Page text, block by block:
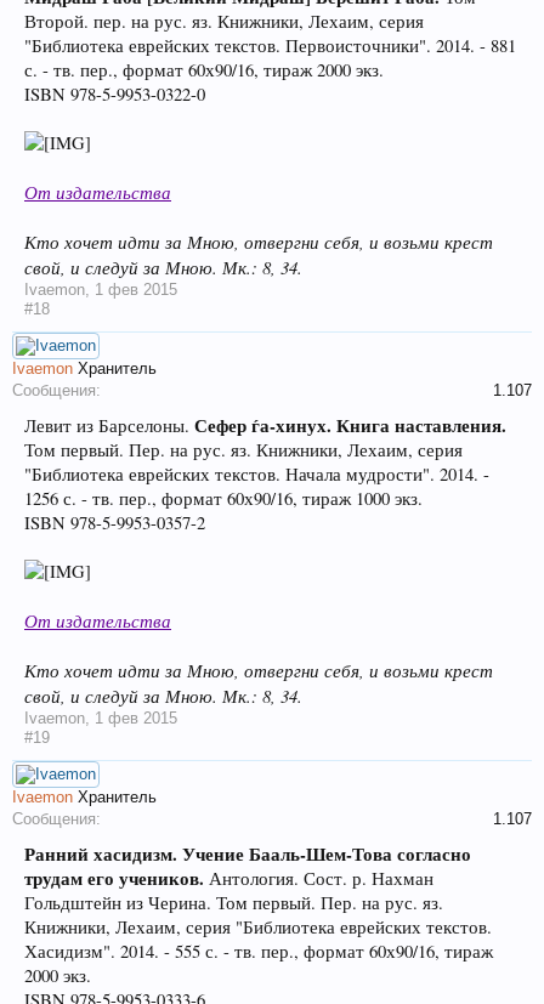
Второй. пер. на рус. яз. Книжники, Лехаим, серия
"Библиотека еврейских текстов. Первоисточники". 2014. - 881
с. - тв. пер., формат 60х90/16, тираж 2000 экз.
ISBN 978-5-9953-0322-0
От издательства
Кто хочет идти за Мною, отвергни себя, и возьми крест
свой, и следуй за Мною. Мк.: 8, 34.
Ivaemon, 1 фев 2015
#18
Ivaemon Хранитель
Сообщения:
1.107
Левит из Барселоны. Сефер ѓа-хинух. Книга наставления.
Том первый. Пер. на рус. яз. Книжники, Лехаим, серия
"Библиотека еврейских текстов. Начала мудрости". 2014. -
1256 с. - тв. пер., формат 60х90/16, тираж 1000 экз.
ISBN 978-5-9953-0357-2
От издательства
Кто хочет идти за Мною, отвергни себя, и возьми крест
свой, и следуй за Мною. Мк.: 8, 34.
Ivaemon, 1 фев 2015
#19
Ivaemon Хранитель
Сообщения:
1.107
Ранний хасидизм. Учение Бааль-Шем-Това согласно
трудам его учеников. Антология. Сост. р. Нахман
Гольдштейн из Черина. Том первый. Пер. на рус. яз.
Книжники, Лехаим, серия "Библиотека еврейских текстов.
Хасидизм". 2014. - 555 с. - тв. пер., формат 60х90/16, тираж
2000 экз.